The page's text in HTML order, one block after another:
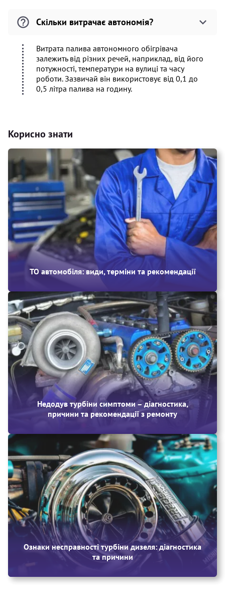
Скільки витрачає автономія?
Витрата палива автономного обігрівача
залежить від різних речей, наприклад, від його
потужності, температури на вулиці та часу
роботи. Зазвичай він використовує від 0,1 до
0,5 літра палива на годину.
Корисно знати
ТО автомобіля: види, терміни та рекомендації
Недодув турбіни симптоми – діагностика,
причини та рекомендації з ремонту
Ознаки несправності турбіни дизеля: діагностика
та причини